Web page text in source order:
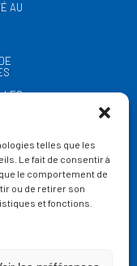
telles que les
Le fait de consentir à
le comportement de
ou de retirer son
et fonctions.
AU